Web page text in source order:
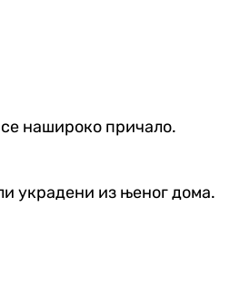
нашироко причало.
украдени из њеног дома.